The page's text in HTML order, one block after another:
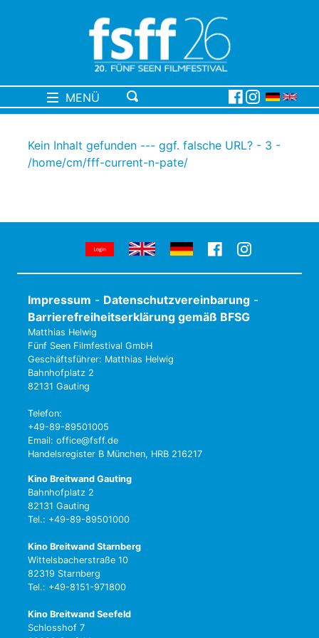
MENÜ
Kein Inhalt gefunden --- ggf. falsche URL? - 3 -
/home/cm/fff-current-n-pate/
Impressum - Datenschutzvereinbarung -
Barrierefreiheitserklärung gemäß BFSG
Matthias Helwig
Fünf Seen Filmfestival GmbH
Geschäftsführer: Matthias Helwig
Bahnhofplatz 2
82131 Gauting
Telefon:
+49-89-89501005
Email: office@fsff.de
Handelsregister B München, HRB 216217
Kino Breitwand Gauting
Bahnhofplatz 2
82131 Gauting
Tel.: +49-89-89501000
Kino Breitwand Starnberg
Wittelsbacherstraße 10
82319 Starnberg
Tel.: +49-8151-971800
Kino Breitwand Seefeld
Schlosshof 7